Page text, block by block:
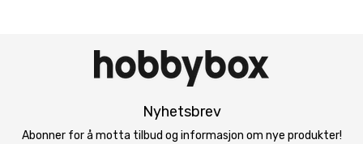
Nyhetsbrev
Abonner for å motta tilbud og informasjon om nye produkter!